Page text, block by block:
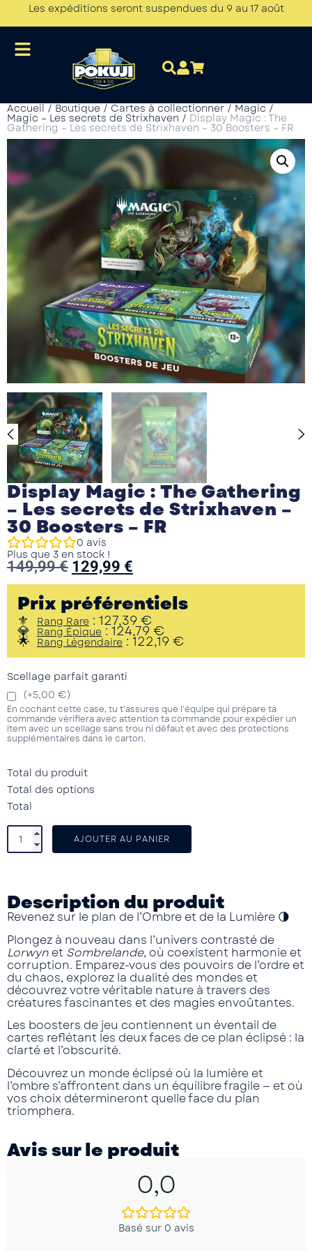
Les expéditions seront suspendues du 9 au 17 août
Accueil / Boutique / Cartes à collectionner / Magic /
Magic – Les secrets de Strixhaven / Display Magic : The
Gathering – Les secrets de Strixhaven – 30 Boosters – FR
Display Magic : The Gathering
– Les secrets de Strixhaven –
30 Boosters – FR
0 avis
Plus que 3 en stock !
149,99€ 129,99 €
Prix préférentiels
Rang Rare : 127,39€
Rang Épique : 124,79€
Rang Légendaire : 122,19€
Scellage parfait garanti
(+5,00 €)
En cochant cette case, tu t'assures que l'équipe qui prépare ta
commande vérifiera avec attention ta commande pour expédier un
item avec un scellage sans trou ni défaut et avec des protections
supplémentaires dans le carton.
Total du produit
Total des options
Total
AJOUTER AU PANIER
Description du produit
Revenez sur le plan de l’Ombre et de la Lumière 🌗
Plongez à nouveau dans l’univers contrasté de
Lorwyn et Sombrelande, où coexistent harmonie et
corruption. Emparez-vous des pouvoirs de l’ordre et
du chaos, explorez la dualité des mondes et
découvrez votre véritable nature à travers des
créatures fascinantes et des magies envoûtantes.
Les boosters de jeu contiennent un éventail de
cartes reflétant les deux faces de ce plan éclipsé : la
clarté et l’obscurité.
Découvrez un monde éclipsé où la lumière et
l’ombre s’affrontent dans un équilibre fragile — et où
vos choix détermineront quelle face du plan
triomphera.
Avis sur le produit
0,0
Basé sur 0 avis